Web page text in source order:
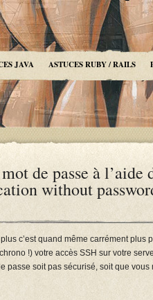
JAVA ASTUCES RUBY / RAILS
de passe à l’aide
without
c’est quand même carrément plus
!) votre accès SSH sur votre
passe soit pas sécurisé, soit que vous